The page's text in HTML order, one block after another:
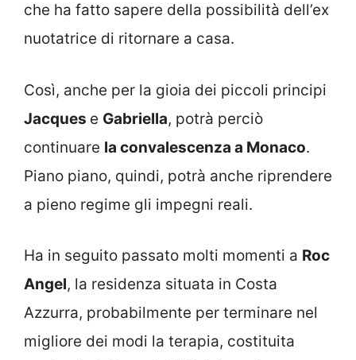
che ha fatto sapere della possibilità dell’ex
nuotatrice di ritornare a casa.
Così, anche per la gioia dei piccoli principi
Jacques e Gabriella, potrà perciò
continuare la convalescenza a Monaco.
Piano piano, quindi, potrà anche riprendere
a pieno regime gli impegni reali.
Ha in seguito passato molti momenti a Roc
Angel, la residenza situata in Costa
Azzurra, probabilmente per terminare nel
migliore dei modi la terapia, costituita